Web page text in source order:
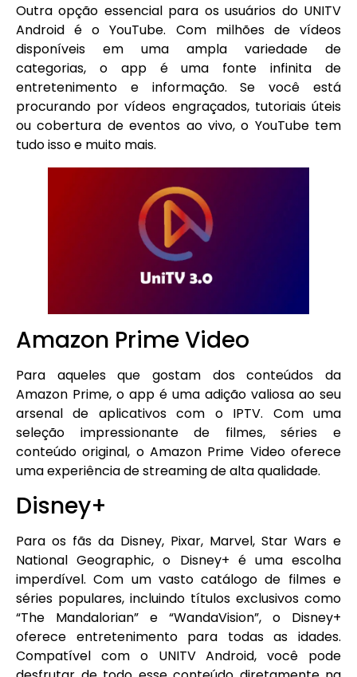
Outra opção essencial para os usuários do UNITV
Android é o YouTube. Com milhões de vídeos
disponíveis em uma ampla variedade de
categorias, o app é uma fonte infinita de
entretenimento e informação. Se você está
procurando por vídeos engraçados, tutoriais úteis
ou cobertura de eventos ao vivo, o YouTube tem
tudo isso e muito mais.
Amazon Prime Video
Para aqueles que gostam dos conteúdos da
Amazon Prime, o app é uma adição valiosa ao seu
arsenal de aplicativos com o IPTV. Com uma
seleção impressionante de filmes, séries e
conteúdo original, o Amazon Prime Video oferece
uma experiência de streaming de alta qualidade.
Disney+
Para os fãs da Disney, Pixar, Marvel, Star Wars e
National Geographic, o Disney+ é uma escolha
imperdível. Com um vasto catálogo de filmes e
séries populares, incluindo títulos exclusivos como
“The Mandalorian” e “WandaVision”, o Disney+
oferece entretenimento para todas as idades.
Compatível com o UNITV Android, você pode